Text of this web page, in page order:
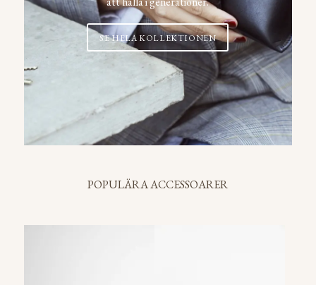
SE HELA KOLLEKTIONEN
POPULÄRA ACCESSOARER